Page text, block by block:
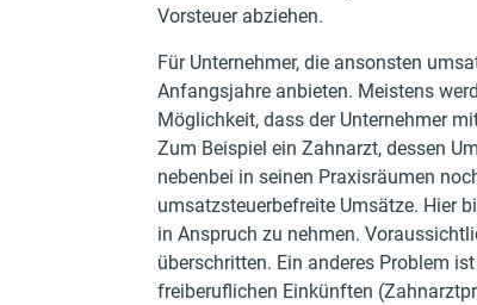
Vorsteuer abziehen.
Für Unternehmer, die ansonsten
Anfangsjahre anbieten. Meistens
Möglichkeit, dass der Unternehmer
Zum Beispiel ein Zahnarzt, dessen
nebenbei in seinen Praxisräumen
umsatzsteuerbefreite Umsätze. Hier
in Anspruch zu nehmen.
überschritten. Ein anderes Problem
freiberuflichen Einkünften